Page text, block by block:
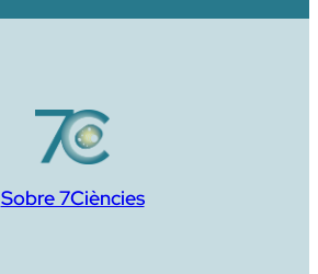
Sobre 7Ciències